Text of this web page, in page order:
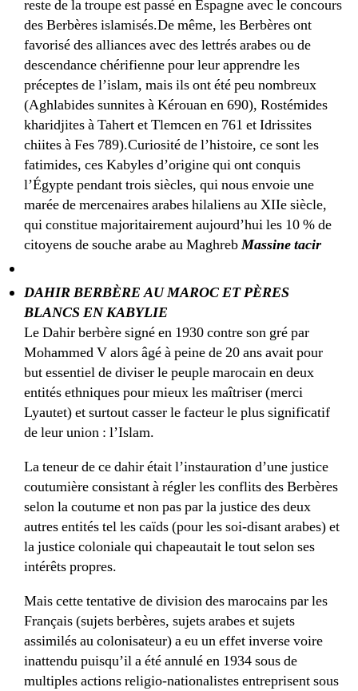
reste de la troupe est passé en Espagne avec le concours
des Berbères islamisés.De même, les Berbères ont
favorisé des alliances avec des lettrés arabes ou de
descendance chérifienne pour leur apprendre les
préceptes de l’islam, mais ils ont été peu nombreux
(Aghlabides sunnites à Kérouan en 690), Rostémides
kharidjites à Tahert et Tlemcen en 761 et Idrissites
chiites à Fes 789).Curiosité de l’histoire, ce sont les
fatimides, ces Kabyles d’origine qui ont conquis
l’Égypte pendant trois siècles, qui nous envoie une
marée de mercenaires arabes hilaliens au XIIe siècle,
qui constitue majoritairement aujourd’hui les 10 % de
citoyens de souche arabe au MaghrebMassine tacir
DAHIR BERBÈRE AU MAROC ET PÈRES
BLANCS EN KABYLIE
Le Dahir berbère signé en 1930 contre son gré par
Mohammed V alors âgé à peine de 20 ans avait pour
but essentiel de diviser le peuple marocain en deux
entités ethniques pour mieux les maîtriser (merci
Lyautet) et surtout casser le facteur le plus significatif
de leur union : l’Islam.
La teneur de ce dahir était l’instauration d’une justice
coutumière consistant à régler les conflits des Berbères
selon la coutume et non pas par la justice des deux
autres entités tel les caïds (pour les soi-disant arabes) et
la justice coloniale qui chapeautait le tout selon ses
intérêts propres.
Mais cette tentative de division des marocains par les
Français (sujets berbères, sujets arabes et sujets
assimilés au colonisateur) a eu un effet inverse voire
inattendu puisqu’il a été annulé en 1934 sous de
multiples actions religio-nationalistes entreprisent sous